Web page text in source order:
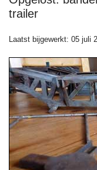
trailer
Laatst bijgewerkt: 05 juli